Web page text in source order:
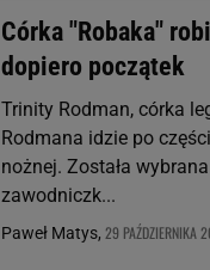
Córka "Robaka"
dopiero początek
Trinity Rodman, córka
Rodmana idzie po
nożnej. Została
zawodniczk...
Paweł Matys, 29 PAŹDZIERNIKA